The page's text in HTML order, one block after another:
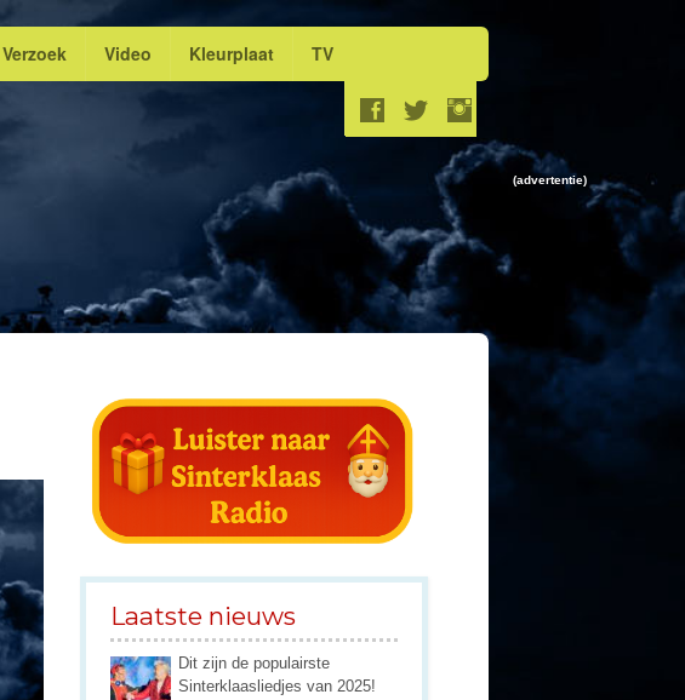
Verzoek Video Kleurplaat TV
(advertentie)
Laatste nieuws
Dit zijn de populairste
Sinterklaasliedjes van 2025!